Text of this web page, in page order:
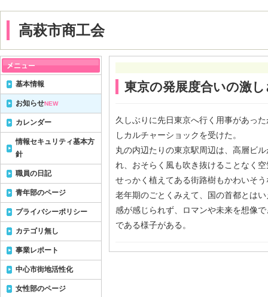
高萩市商工会
東京の発展度合いの激
久しぶりに先日東京へ行く用事があっ
しカルチャーショックを受けた。
丸の内辺たりの東京駅周辺は、高層ビ
れ、おそらく風も吹き抜けることなく
せっかく植えてある街路樹もかわいそ
老年期のごとくみえて、国の首都とは
感が感じられず、ロマンや未来を想像
である様子がある。
基本情報
お知らせNEW
カレンダー
情報セキュリティ基本方
針
職員の日記
青年部のページ
プライバシーポリシー
カテゴリ無し
事業レポート
中心市街地活性化
女性部のページ